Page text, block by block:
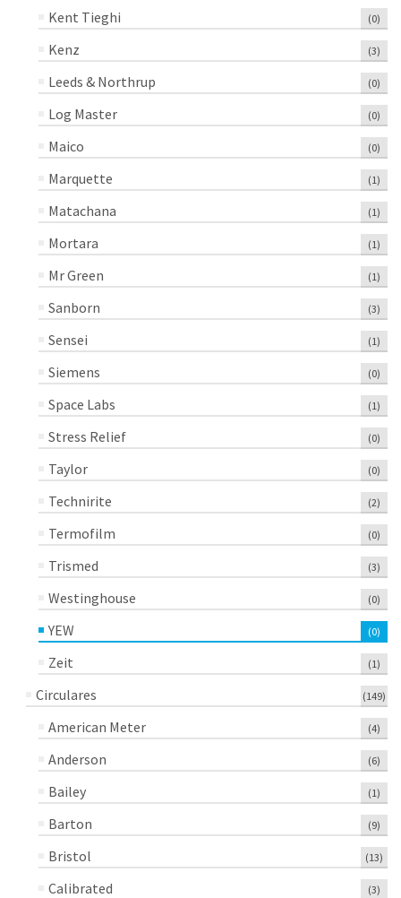
Kent Tieghi (0)
Kenz (3)
Leeds & Northrup (0)
Log Master (0)
Maico (0)
Marquette (1)
Matachana (1)
Mortara (1)
Mr Green (1)
Sanborn (3)
Sensei (1)
Siemens (0)
Space Labs (1)
Stress Relief (0)
Taylor (0)
Technirite (2)
Termofilm (0)
Trismed (3)
Westinghouse (0)
YEW (0)
Zeit (1)
Circulares (149)
American Meter (4)
Anderson (6)
Bailey (1)
Barton (9)
Bristol (13)
Calibrated (3)